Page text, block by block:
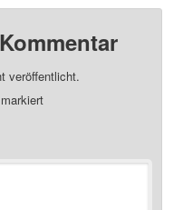
veröffentlicht.
markiert